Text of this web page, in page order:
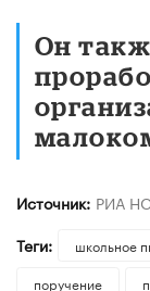
Он
Источник: РИА
Теги:
школьное
поручение